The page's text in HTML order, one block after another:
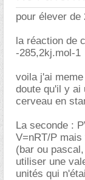
pour élever de
la réaction de
-285,2kj.mol-1
voila j'ai
doute qu'il y ai
cerveau en
La seconde :
V=nRT/P
(bar ou
utiliser une
unités qui